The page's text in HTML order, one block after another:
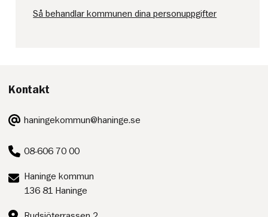
Så behandlar kommunen dina personuppgifter
Kontakt
E-
post:
haningekommun@haninge.se
Telefon:
08-606 70 00
Postadress:
Haninge kommun
136 81 Haninge
Besöksadress: